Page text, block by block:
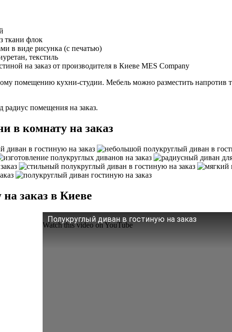
ткани флок
в виде рисунка (с печатью)
текстиль
на заказ от производителя в Киеве MES Company
помещению кухни-студии. Мебель можно разместить напротив
помещения на заказ.
в комнату на заказ
заказ в Киеве
Полукруглый диван в гостиную на заказ
Watch this video on YouTube